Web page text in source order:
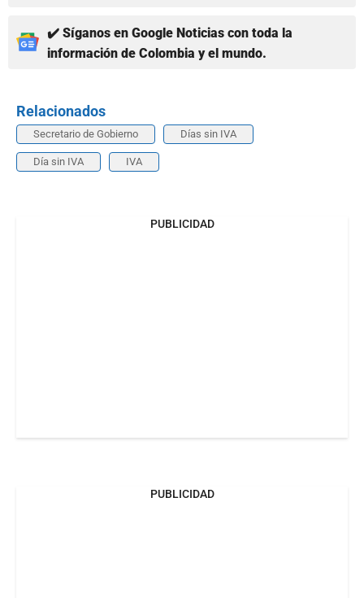
✔️ Síganos en Google Noticias con toda la
información de Colombia y el mundo.
Relacionados
Secretario de Gobierno Días sin IVA
Día sin IVA IVA
PUBLICIDAD
PUBLICIDAD